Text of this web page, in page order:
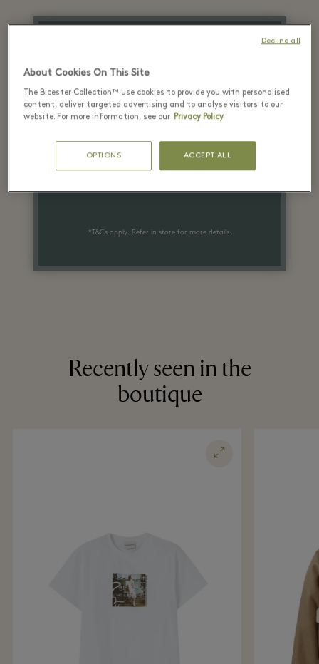
Up to 60% off* on
the recommended
retail price
*T&Cs apply. Refer in store for more details.
Recently seen in the
boutique
About Cookies On This Site
The Bicester Collection™ use cookies to provide you with personalised
content, deliver targeted advertising and to analyse visitors to our
website. For more information, see our Privacy Policy
OPTIONS ACCEPT ALL
Decline all